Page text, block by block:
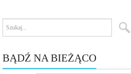
BĄDŹ NA BIEŻĄCO